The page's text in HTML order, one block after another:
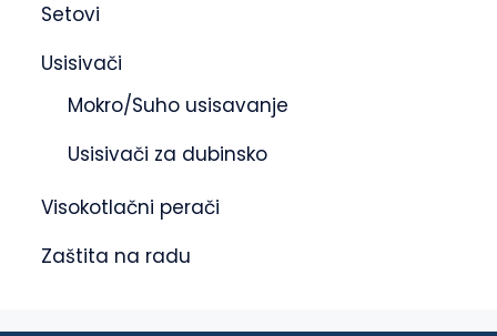
Setovi
Usisivači
Mokro/Suho usisavanje
Usisivači za dubinsko
Visokotlačni perači
Zaštita na radu